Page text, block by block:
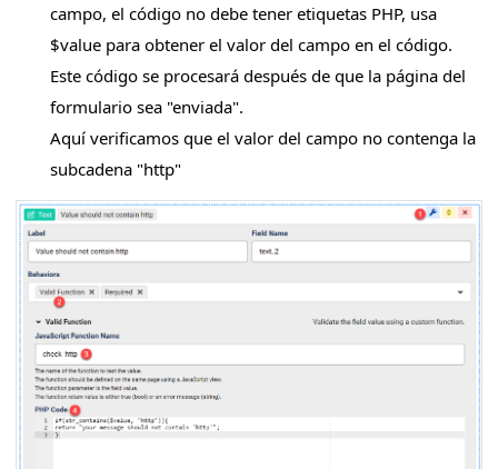
campo, el código no debe tener etiquetas PHP, usa
$value para obtener el valor del campo en el código.
Este código se procesará después de que la página del
formulario sea "enviada".
Aquí verificamos que el valor del campo no contenga la
subcadena "http"